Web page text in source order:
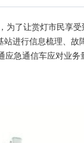
了让赏灯市民享受
进行信息梳理、故
急通信车应对业